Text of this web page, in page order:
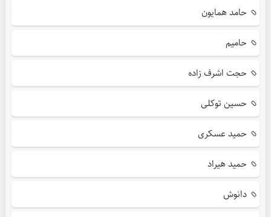
حامد همایون
حامیم
حجت اشرف زاده
حسین توکلی
حمید عسکری
حمید هیراد
دانوش